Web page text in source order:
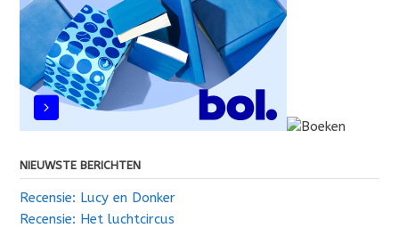
NIEUWSTE BERICHTEN
Recensie: Lucy en Donker
Recensie: Het luchtcircus